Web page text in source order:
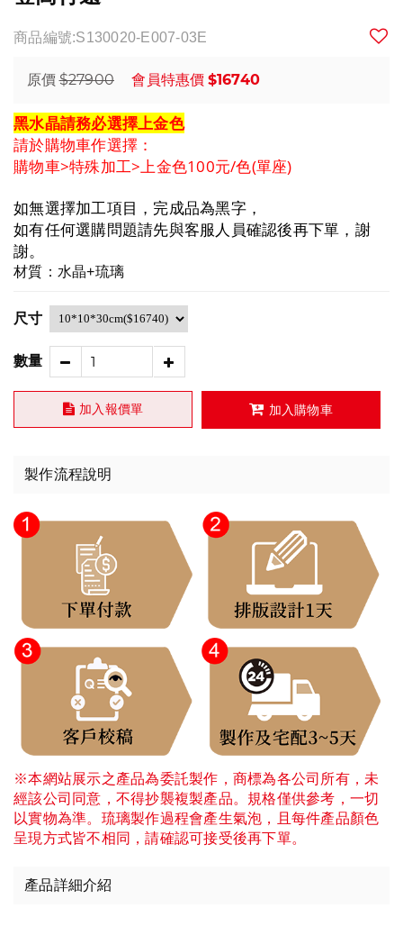
商品編號:S130020-E007-03E
原價 $27900 會員特惠價 $16740
黑水晶請務必選擇上金色
請於購物車作選擇：
購物車>特殊加工>上金色100元/色(單座)
如無選擇加工項目，完成品為黑字，
如有任何選購問題請先與客服人員確認後再下單， 謝
謝。
材質：水晶+琉璃
尺寸
數量
加入報價單 加入購物車
製作流程說明
※本網站展示之產品為委託製作，商標為各公司所有，未
經該公司同意，不得抄襲複製產品。規格僅供參考，一切
以實物為準。琉璃製作過程會產生氣泡，且每件產品顏色
呈現方式皆不相同，請確認可接受後再下單。
產品詳細介紹